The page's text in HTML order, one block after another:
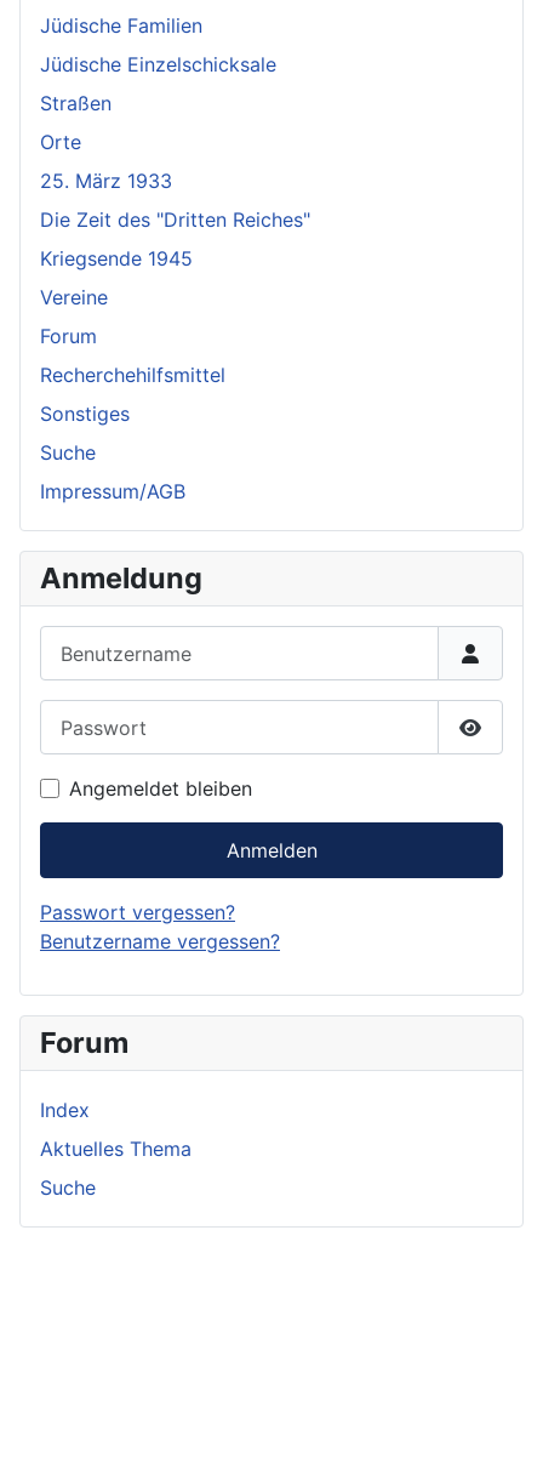
Jüdische Familien
Jüdische Einzelschicksale
Straßen
Orte
25. März 1933
Die Zeit des "Dritten Reiches"
Kriegsende 1945
Vereine
Forum
Recherchehilfsmittel
Sonstiges
Suche
Impressum/AGB
Anmeldung
Angemeldet bleiben
Anmelden
Passwort vergessen?
Benutzername vergessen?
Forum
Index
Aktuelles Thema
Suche